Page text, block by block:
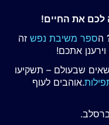
את החיים!
הספר משיבת נפש זה
אתכם!
שבעולם – תשקיעו
.אוהבים לעוף